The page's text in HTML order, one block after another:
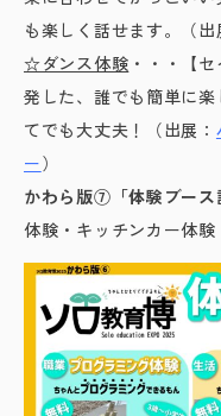
も楽しく話せます。（出
☆ダンス体験 ・・・【
発した、誰でも簡単に
てでも大丈夫！（出展：
ー）
かわら版⑦「体験ブース
体験・キッチンカー体験